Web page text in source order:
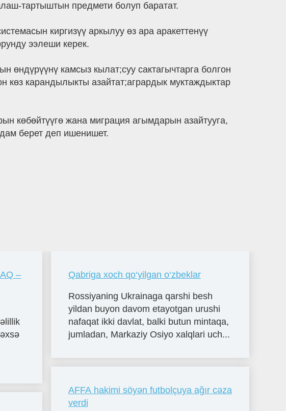
тартыштын предмети болуп баратат.
киргизүү аркылуу өз ара аракеттенүү
ээлеши керек.
өндүрүүнү камсыз кылат;суу сактагычтарга болгон
карандылыкты азайтат;агрардык муктаждыктар
көбөйтүүгө жана миграция агымдарын азайтууга,
берет деп ишенишет.
–
Qabriga xoch qo‘yilgan o‘zbeklar
Rossiyaning Ukrainaga qarshi besh
yildan buyon davom etayotgan urushi
nafaqat ikki davlat, balki butun mintaqa,
jumladan, Markaziy Osiyo xalqlari uch...
AFFA hakimi söyən futbolçuya ağır cəza
verdi